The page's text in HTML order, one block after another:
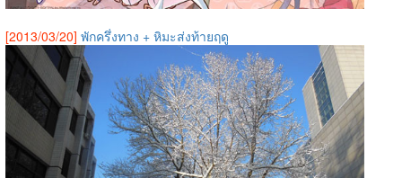
[2013/03/20] พักครึ่งทาง + หิมะส่งท้ายฤดู